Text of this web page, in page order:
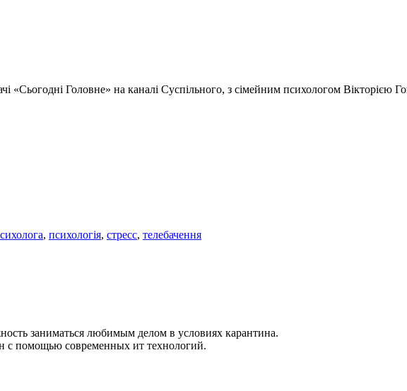
«Сьогодні Головне» на каналі Суспільного, з сімейним психологом Вікторією
, психологія, стресс, телебачення
заниматься любимым делом в условиях карантина.
с помощью современных ит технологий.